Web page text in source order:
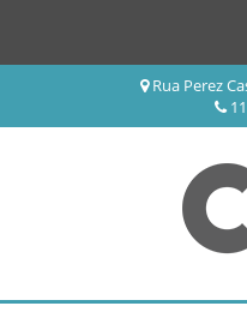
Rua Perez
11